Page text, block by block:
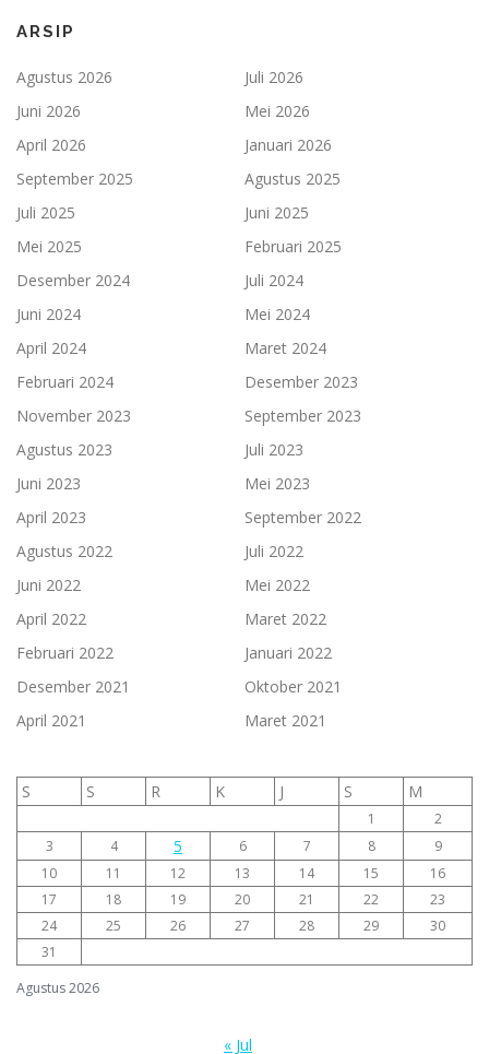
ARSIP
Agustus 2026
Juli 2026
Juni 2026
Mei 2026
April 2026
Januari 2026
September 2025
Agustus 2025
Juli 2025
Juni 2025
Mei 2025
Februari 2025
Desember 2024
Juli 2024
Juni 2024
Mei 2024
April 2024
Maret 2024
Februari 2024
Desember 2023
November 2023
September 2023
Agustus 2023
Juli 2023
Juni 2023
Mei 2023
April 2023
September 2022
Agustus 2022
Juli 2022
Juni 2022
Mei 2022
April 2022
Maret 2022
Februari 2022
Januari 2022
Desember 2021
Oktober 2021
April 2021
Maret 2021
Agustus 2026
S S R K J S M
1
2
3
4 5 6 7 8
9
10
11 12 13 14 15
16
17
18 19 20 21 22
23
24
25 26 27 28 29
30
31
« Jul